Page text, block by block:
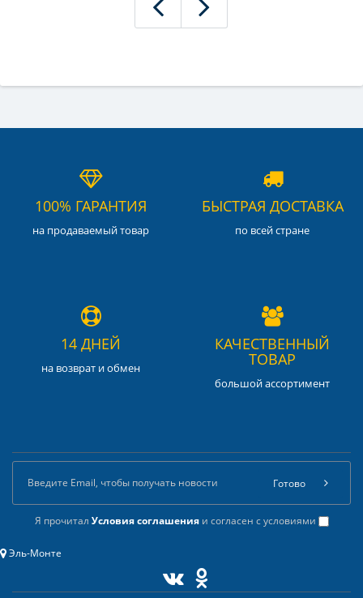
100% ГАРАНТИЯ
на продаваемый товар
БЫСТРАЯ ДОСТАВКА
по всей стране
14 ДНЕЙ
на возврат и обмен
КАЧЕСТВЕННЫЙ
ТОВАР
большой ассортимент
Я прочитал Условия соглашенияи согласен с условиями
Готово
Эль-Монте